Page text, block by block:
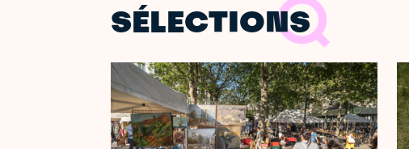
SÉLECTIONS